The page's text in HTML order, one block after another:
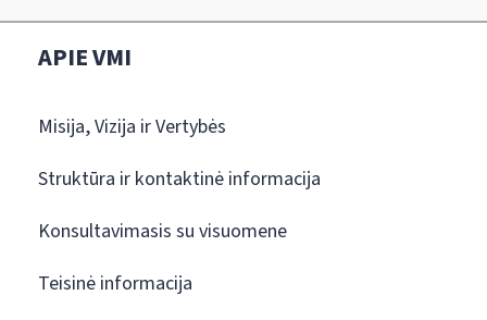
APIE VMI
Misija, Vizija ir Vertybės
Struktūra ir kontaktinė informacija
Konsultavimasis su visuomene
Teisinė informacija